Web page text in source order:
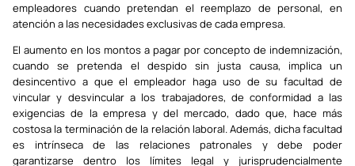
empleadores cuando pretendan el reemplazo de personal, en
atención a las necesidades exclusivas de cada empresa.
El aumento en los montos a pagar por concepto de indemnización,
cuando se pretenda el despido sin justa causa, implica un
desincentivo a que el empleador haga uso de su facultad de
vincular y desvincular a los trabajadores, de conformidad a las
exigencias de la empresa y del mercado, dado que, hace más
costosa la terminación de la relación laboral. Además, dicha facultad
es intrínseca de las relaciones patronales y debe poder
garantizarse dentro los límites legal y jurisprudencialmente